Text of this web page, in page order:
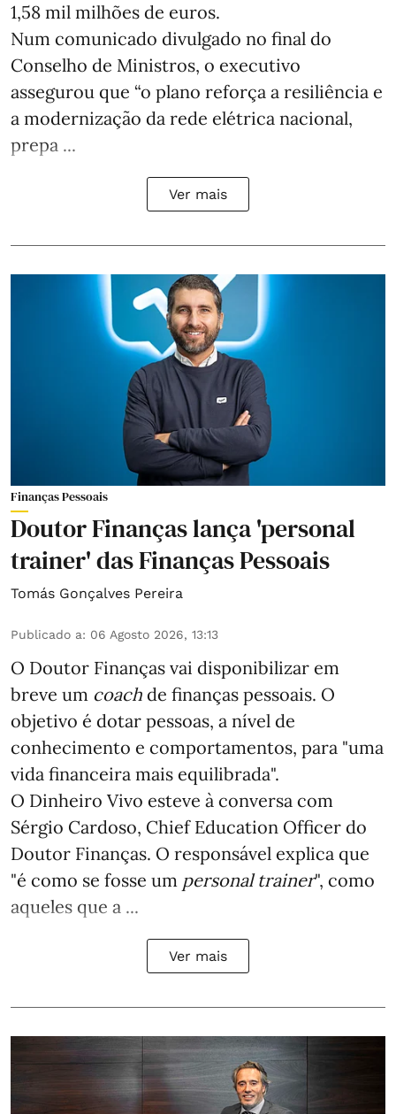
1,58 mil milhões de euros.
Num comunicado divulgado no final do
Conselho de Ministros, o executivo
assegurou que “o plano reforça a resiliência e
a modernização da rede elétrica nacional,
prepa ...
Ver mais
Finanças Pessoais
Doutor Finanças lança 'personal
trainer' das Finanças Pessoais
Tomás Gonçalves Pereira
Publicado a: 06 Agosto 2026, 13:13
O Doutor Finanças vai disponibilizar em
breve um coach de finanças pessoais. O
objetivo é dotar pessoas, a nível de
conhecimento e comportamentos, para "uma
vida financeira mais equilibrada".
O Dinheiro Vivo esteve à conversa com
Sérgio Cardoso, Chief Education Officer do
Doutor Finanças. O responsável explica que
"é como se fosse um personal trainer", como
aqueles que a ...
Ver mais